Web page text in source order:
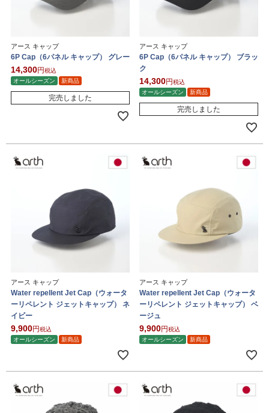
アース キャップ
6P Cap（6パネル キャップ） グレー
14,300
税込
オールシーズン
新商品
完売しました
アース キャップ
6P Cap（6パネル キャップ） ブラッ
ク
14,300
税込
オールシーズン
新商品
完売しました
アース キャップ
Water repellent Jet Cap（ウォータ
ーリペレント ジェットキャップ） ネ
イビー
9,900
税込
オールシーズン
新商品
アース キャップ
Water repellent Jet Cap（ウォータ
ーリペレント ジェットキャップ） ベ
ージュ
9,900
税込
オールシーズン
新商品